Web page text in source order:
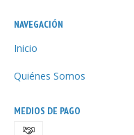
NAVEGACIÓN
Inicio
Quiénes Somos
MEDIOS DE PAGO